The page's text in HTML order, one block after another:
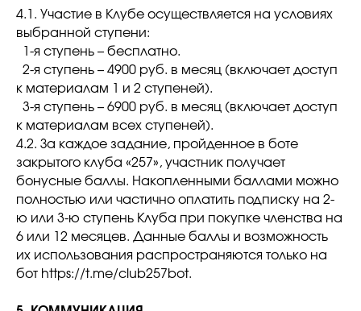
4.1. Участие в Клубе осуществляется на условиях
выбранной ступени:
1-я ступень – бесплатно.
2-я ступень – 4900 руб. в месяц (включает доступ
к материалам 1 и 2 ступеней).
3-я ступень – 6900 руб. в месяц (включает доступ
к материалам всех ступеней).
4.2. За каждое задание, пройденное в боте
закрытого клуба «257», участник получает
бонусные баллы. Накопленными баллами можно
полностью или частично оплатить подписку на 2-
ю или 3-ю ступень Клуба при покупке членства на
6 или 12 месяцев. Данные баллы и возможность
их использования распространяются только на
бот https://t.me/club257bot.